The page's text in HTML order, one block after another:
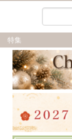
特集